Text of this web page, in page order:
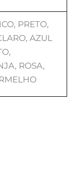
PRETO,
AZUL
ROSA,